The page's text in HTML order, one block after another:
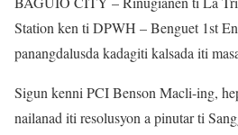
Station ken ti DPWH – Benguet 1st
panangdalusda kadagiti kalsada iti
Sigun kenni PCI Benson Macli-ing,
nailanad iti resolusyon a pinutar ti